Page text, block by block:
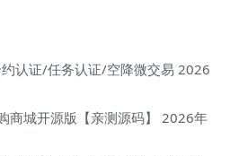
认证/任务认证/空降微交易 2026
商城开源版【亲测源码】
2026年